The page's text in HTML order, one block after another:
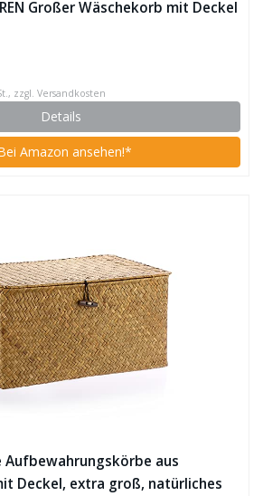
Großer Wäschekorb mit Deckel
zzgl. Versandkosten
Details
Amazon ansehen!*
Aufbewahrungskörbe aus
Deckel, extra groß, natürliches